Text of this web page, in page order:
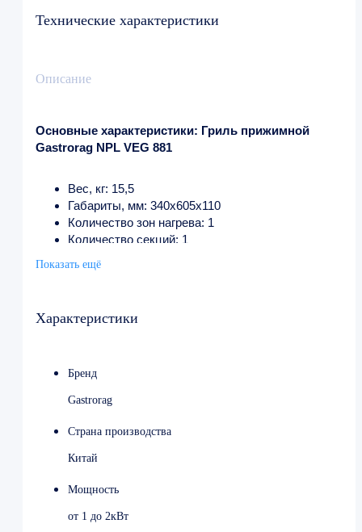
Технические характеристики
Описание
Основные характеристики: Гриль прижимной
Gastrorag NPL VEG 881
Вес, кг: 15,5
Габариты, мм: 340x605x110
Количество зон нагрева: 1
Количество секций: 1
Мощность, кВт: 1.83
Показать ещё
Характеристики
Бренд
Gastrorag
Страна производства
Китай
Мощность
от 1 до 2кВт